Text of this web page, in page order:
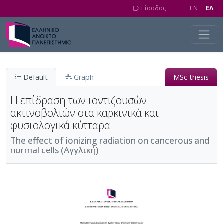
Είσοδος EN EΛ
Default Graph MSc thesis
Η επίδραση των ιοντιζουσών
ακτινοβολιών στα καρκινικά και
φυσιολογικά κύτταρα
The effect of ionizing radiation on cancerous and
normal cells (Αγγλική)